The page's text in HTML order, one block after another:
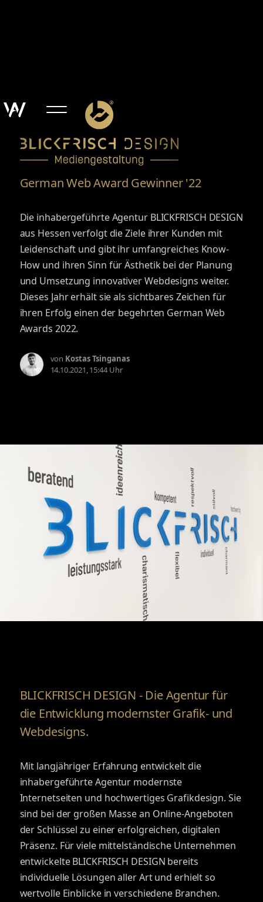
German Web Award Gewinner '22
Die inhabergeführte Agentur BLICKFRISCH DESIGN
aus Hessen verfolgt die Ziele ihrer Kunden mit
Leidenschaft und gibt ihr umfangreiches Know-
How und ihren Sinn für Ästhetik bei der Planung
und Umsetzung innovativer Webdesigns weiter.
Dieses Jahr erhält sie als sichtbares Zeichen für
ihren Erfolg einen der begehrten German Web
Awards 2022.
von Kostas Tsinganas
14.10.2021, 15:44 Uhr
BLICKFRISCH DESIGN - Die Agentur für
die Entwicklung modernster Grafik- und
Webdesigns.
Mit langjähriger Erfahrung entwickelt die
inhabergeführte Agentur modernste
Internetseiten und hochwertiges Grafikdesign. Sie
sind bei der großen Masse an Online-Angeboten
der Schlüssel zu einer erfolgreichen, digitalen
Präsenz. Für viele mittelständische Unternehmen
entwickelte BLICKFRISCH DESIGN bereits
individuelle Lösungen aller Art und erhielt so
wertvolle Einblicke in verschiedene Branchen.